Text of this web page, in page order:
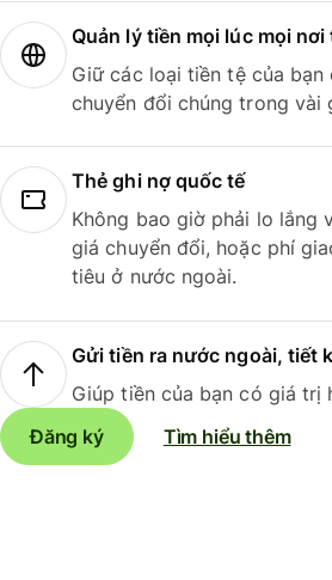
Quản lý tiền mọi lúc mọi
Giữ các loại tiền tệ của
chuyển đổi chúng trong vài
Thẻ ghi nợ quốc tế
Không bao giờ phải lo lắng
giá chuyển đổi, hoặc phí
tiêu ở nước ngoài.
Gửi tiền ra nước ngoài, tiết
Giúp tiền của bạn có giá trị
Đăng ký
Tìm hiểu thêm